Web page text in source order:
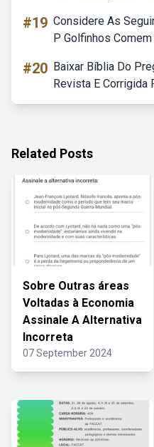
#19 Considere As
P Golfinhos
#20 Baixar Bíblia Do
Revista E Corrigida
Related Posts
Sobre Outras áreas
Voltadas à Economia
Assinale A Alternativa
Incorreta
07 September 2024